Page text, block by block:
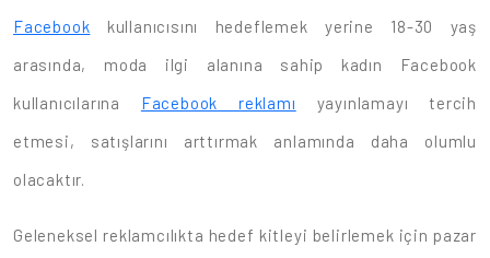
Facebook kullanıcısını hedeflemek yerine 18-30 yaş
arasında, moda ilgi alanına sahip kadın Facebook
kullanıcılarına Facebook reklamı yayınlamayı tercih
etmesi, satışlarını arttırmak anlamında daha olumlu
olacaktır.
Geleneksel reklamcılıkta hedef kitleyi belirlemek için pazar